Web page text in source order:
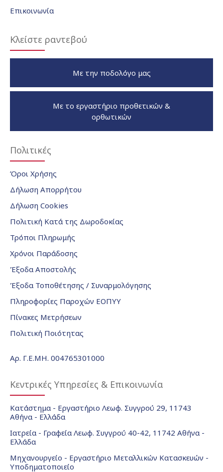
Επικοινωνία
Κλείστε ραντεβού
Με την ποδολόγο μας
Με το εργαστήριο προθετικών &
ορθωτικών
Πολιτικές
Όροι Χρήσης
Δήλωση Απορρήτου
Δήλωση Cookies
Πολιτική Κατά της Δωροδοκίας
Τρόποι Πληρωμής
Χρόνοι Παράδοσης
Έξοδα Αποστολής
Έξοδα Τοποθέτησης / Συναρμολόγησης
Πληροφορίες Παροχών ΕΟΠΥΥ
Πίνακες Μετρήσεων
Πολιτική Ποιότητας
Αρ. Γ.Ε.ΜΗ. 004765301000
Κεντρικές Υπηρεσίες & Επικοινωνία
Κατάστημα - Εργαστήριο Λεωφ. Συγγρού 29, 11743
Αθήνα - Ελλάδα
Ιατρεία - Γραφεία Λεωφ. Συγγρού 40-42, 11742 Αθήνα -
Ελλάδα
Μηχανουργείο - Εργαστήριο Μεταλλικών Κατασκευών -
Υποδηματοποιείο